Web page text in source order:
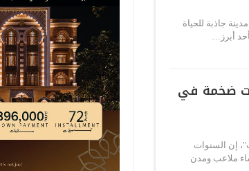
جاذبة للحياة
أبرز…
ضخمة في
إن السنوات
ملاعب ومدن